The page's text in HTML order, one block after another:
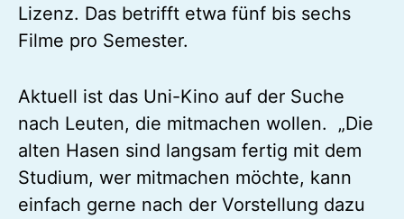
Lizenz. Das betrifft etwa fünf bis sechs
Filme pro Semester.
Aktuell ist das Uni-Kino auf der Suche
nach Leuten, die mitmachen wollen. „Die
alten Hasen sind langsam fertig mit dem
Studium, wer mitmachen möchte, kann
einfach gerne nach der Vorstellung dazu